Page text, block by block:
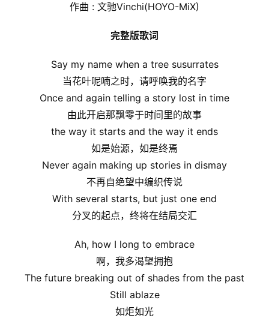
作曲 : 文驰Vinchi(HOYO-MiX)
完整版歌词
Say my name when a tree susurrates
当花叶呢喃之时，请呼唤我的名字
Once and again telling a story lost in time
由此开启那飘零于时间里的故事
the way it starts and the way it ends
如是始源，如是终焉
Never again making up stories in dismay
不再自绝望中编织传说
With several starts, but just one end
分叉的起点，终将在结局交汇
Ah, how I long to embrace
啊，我多渴望拥抱
The future breaking out of shades from the past
Still ablaze
如炬如光